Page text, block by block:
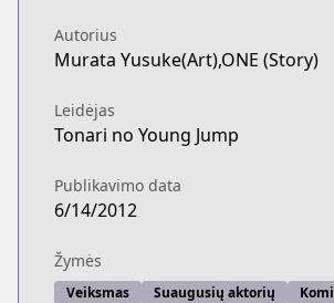
Autorius
Murata Yusuke(Art),ONE (Story)
Leidėjas
Tonari no Young Jump
Publikavimo data
6/14/2012
Žymės
Veiksmas Suaugusių aktorių